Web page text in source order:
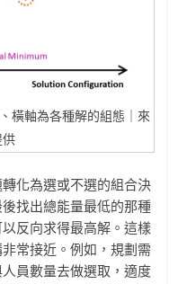
橫軸為各種解的組態｜來
供
化為選或不選的組合決
找出總能量最低的那種
反向求得最高解。這樣
常接近。例如，規劃需
員數量去做選取，適度